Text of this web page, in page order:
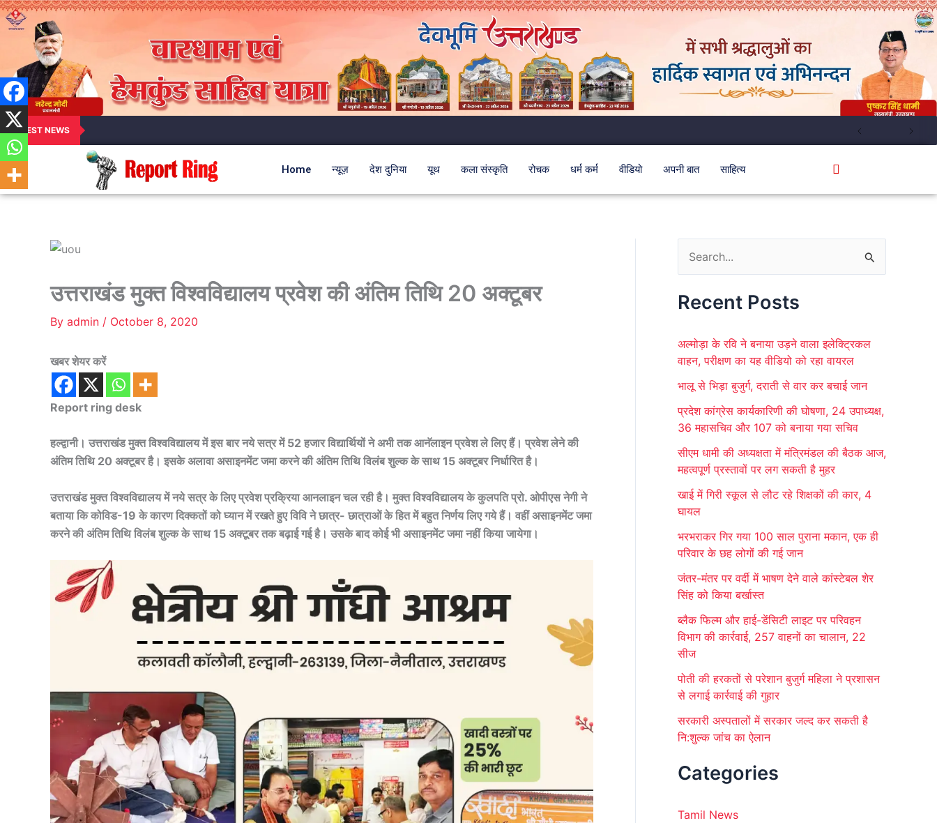
LATEST NEWS
Home न्यूज़ देश दुनिया यूथ कला संस्कृति रोचक धर्म कर्म वीडियो अपनी बात साहित्य
उत्तराखंड मुक्त विश्वविद्यालय प्रवेश की अंतिम तिथि 20 अक्टूबर
By admin / October 8, 2020
खबर शेयर करें
Report ring desk
हल्द्वानी। उत्तराखंड मुक्त विश्वविद्यालय में इस बार नये सत्र में 52 हजार विद्यार्थियों ने अभी तक आनॅलाइन प्रवेश ले लिए हैं। प्रवेश लेने की
अंतिम तिथि 20 अक्टूबर है। इसके अलावा असाइनमेंट जमा करने की अंतिम तिथि विलंब शुल्क के साथ 15 अक्टूबर निर्धारित है।
उत्तराखंड मुक्त विश्वविद्यालय में नये सत्र के लिए प्रवेश प्रक्रिया आनलाइन चल रही है। मुक्त विश्वविद्यालय के कुलपति प्रो. ओपीएस नेगी ने
बताया कि कोविड-19 के कारण दिक्कतों को घ्यान में रखते हुए विवि ने छात्र- छात्राओं के हित में बहुत निर्णय लिए गये हैं। वहीं असाइनमेंट जमा
करने की अंतिम तिथि विलंब शुल्क के साथ 15 अक्टूबर तक बढ़ाई गई है। उसके बाद कोई भी असाइनमेंट जमा नहीं किया जायेगा।
a
c
o
Recent Posts
अल्मोड़ा के रवि ने बनाया उड़ने वाला इलेक्ट्रिकल
वाहन, परीक्षण का यह वीडियो को रहा वायरल
भालू से भिड़ा बुजुर्ग, दराती से वार कर बचाई जान
प्रदेश कांग्रेस कार्यकारिणी की घोषणा, 24 उपाध्यक्ष,
36 महासचिव और 107 को बनाया गया सचिव
सीएम धामी की अध्यक्षता में मंत्रिमंडल की बैठक आज,
महत्वपूर्ण प्रस्तावों पर लग सकती है मुहर
खाई में गिरी स्कूल से लौट रहे शिक्षकों की कार, 4
घायल
भरभराकर गिर गया 100 साल पुराना मकान, एक ही
परिवार के छह लोगों की गई जान
जंतर-मंतर पर वर्दी में भाषण देने वाले कांस्टेबल शेर
सिंह को किया बर्खास्त
ब्लैक फिल्म और हाई-डेंसिटी लाइट पर परिवहन
विभाग की कार्रवाई, 257 वाहनों का चालान, 22
सीज
पोती की हरकतों से परेशान बुजुर्ग महिला ने प्रशासन
से लगाई कार्रवाई की गुहार
सरकारी अस्पतालों में सरकार जल्द कर सकती है
नि:शुल्क जांच का ऐलान
Categories
Tamil News